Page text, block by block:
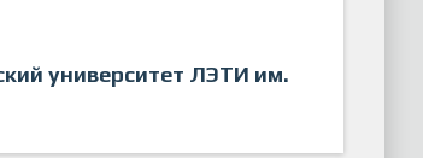
университет ЛЭТИ им.